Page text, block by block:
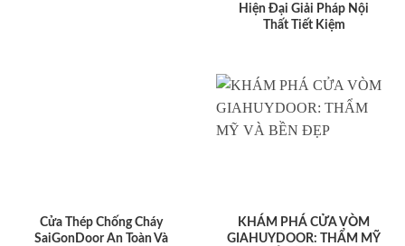
Hiện Đại Giải Pháp Nội
Thất Tiết Kiệm
Cửa Thép Chống Cháy
SaiGonDoor An Toàn Và
KHÁM PHÁ CỬA VÒM
GIAHUYDOOR: THẨM MỸ